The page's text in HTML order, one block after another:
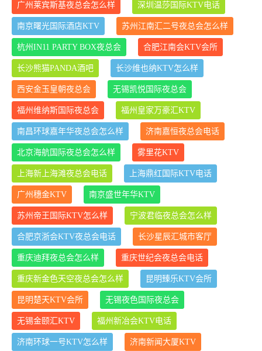
广州莱宾斯基夜总会怎么样 深圳温莎国际KTV电话
南京曙光国际酒店KTV 苏州江南汇二号夜总会怎么样
杭州IN11 PARTY BOX夜总会 合肥江南会KTV会所
长沙熊猫PANDA酒吧 长沙维也纳KTV怎么样
西安金玉皇朝夜总会 无锡凯悦国际夜总会
福州维纳斯国际夜总会 福州皇家万豪汇KTV
南昌环球嘉年华夜总会怎么样 济南嘉恒夜总会电话
北京海航国际夜总会怎么样 雾里花KTV
上海新上海滩夜总会电话 上海鼎红国际KTV电话
广州穗金KTV 南京盛世年华KTV
苏州帝王国际KTV怎么样 宁波君临夜总会怎么样
合肥京浙会KTV夜总会电话 长沙星辰汇城市客厅
重庆迪拜夜总会怎么样 重庆世纪会夜总会电话
重庆新金色天空夜总会怎么样 昆明臻乐KTV会所
昆明楚天KTV会所 无锡夜色国际夜总会
无锡金颐汇KTV 福州新冶会KTV电话
济南环球一号KTV怎么样 济南新闻大厦KTV